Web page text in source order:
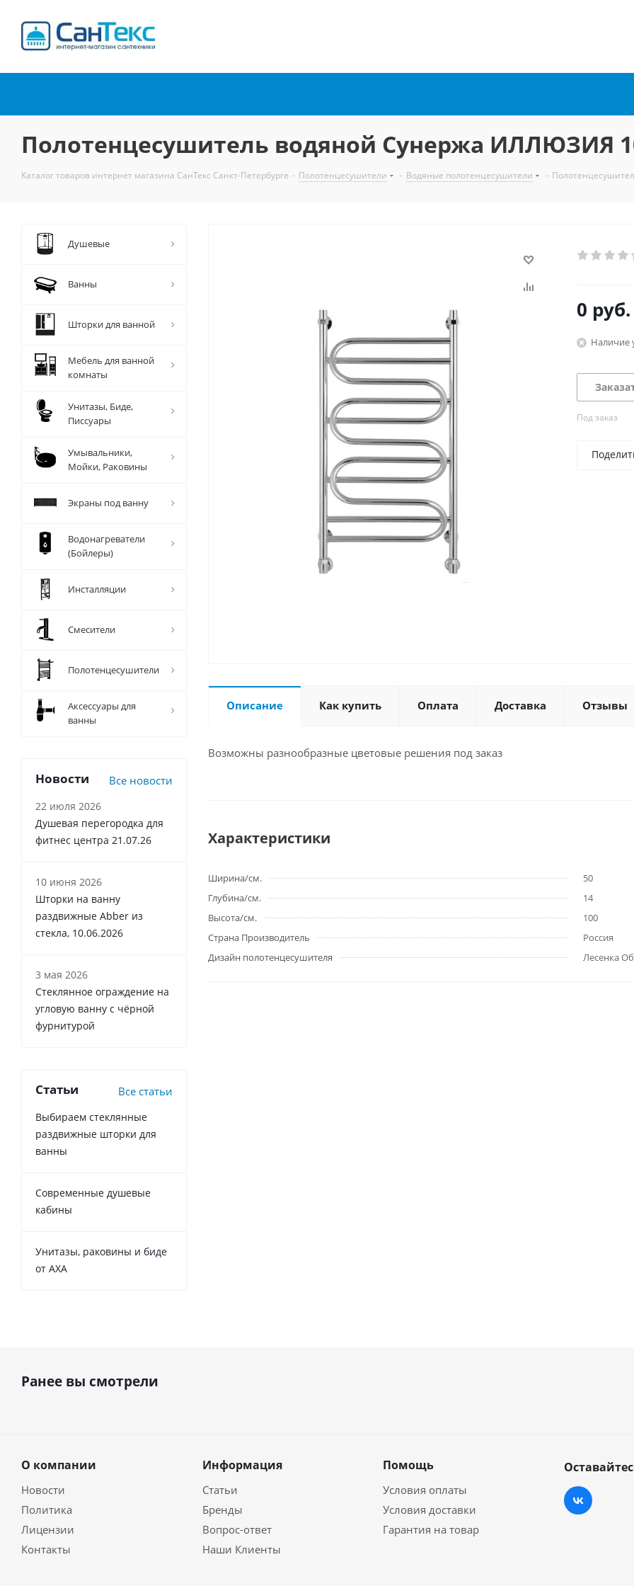
Полотенцесушитель водяной Сунержа ИЛЛЮЗИЯ
Каталог товаров интернет магазина СанТекс Санкт-Петербурге - Полотенцесушители - Водяные полотенцесушители -
0 руб.
Наличие
Под заказ
Описание Как купить Оплата Доставка Отзывы
Возможны разнообразные цветовые решения под заказ
Характеристики
Ширина/см.
50
Глубина/см.
14
Высота/см.
100
Страна Производитель
Россия
Дизайн полотенцесушителя
Лесенка
Душевые
Ванны
Шторки для ванной
Мебель для ванной
комнаты
Унитазы, Биде,
Писсуары
Умывальники,
Мойки, Раковины
Экраны под ванну
Водонагреватели
(Бойлеры)
Инсталляции
Смесители
Полотенцесушители
Аксессуары для
ванны
Новости Все новости
22 июля 2026
Душевая перегородка для
фитнес центра 21.07.26
10 июня 2026
Шторки на ванну
раздвижные Abber из
стекла, 10.06.2026
3 мая 2026
Стеклянное ограждение на
угловую ванну с чёрной
фурнитурой
Статьи Все статьи
Выбираем стеклянные
раздвижные шторки для
ванны
Современные душевые
кабины
Унитазы, раковины и биде
от AXA
Ранее вы смотрели
О компании
Новости
Политика
Лицензии
Контакты
Информация
Статьи
Бренды
Вопрос-ответ
Наши Клиенты
Помощь
Условия оплаты
Условия доставки
Гарантия на товар